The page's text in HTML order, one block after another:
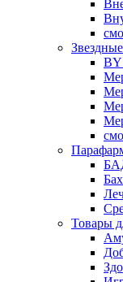
BY
Товары